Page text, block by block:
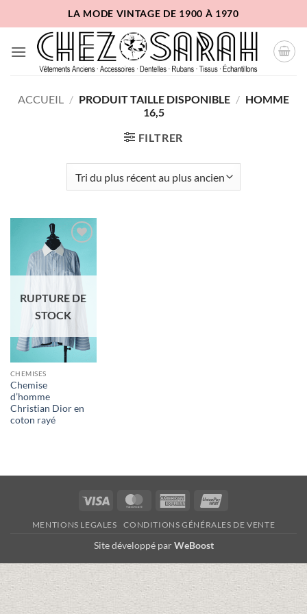
au
contenu
LA MODE VINTAGE DE 1900 À 1970
ACCUEIL / PRODUIT TAILLE DISPONIBLE / HOMME
16,5
FILTRER
Ajouter
à la liste
d'envies
RUPTURE DE
STOCK
CHEMISES
Chemise
d’homme
Christian Dior en
coton rayé
Visa MasterCardAmerican
MENTIONS LEGALES CONDITIONS GÉNÉRALES DE VENTE
Site développé parWeBoost